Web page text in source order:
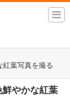
葉写真を撮る
やかな紅葉